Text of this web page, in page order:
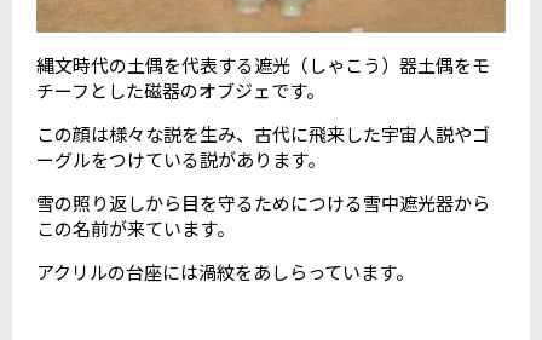
縄文時代の土偶を代表する遮光（しゃこう）器土偶をモ
チーフとした磁器のオブジェです。
この顔は様々な説を生み、古代に飛来した宇宙人説やゴ
ーグルをつけている説があります。
雪の照り返しから目を守るためにつける雪中遮光器から
この名前が来ています。
アクリルの台座には渦紋をあしらっています。